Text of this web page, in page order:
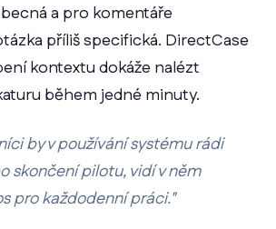
a pro komentáře
příliš specifická. DirectCase
kontextu dokáže nalézt
během jedné minuty.
by v používání systému rádi
skončení pilotu, vidí v něm
pro každodenní práci."